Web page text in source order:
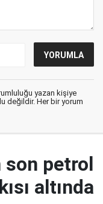
yazan kişiye
değildir. Her bir yorum
son petrol
altında